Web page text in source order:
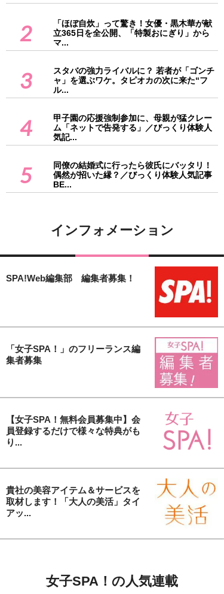
2
「ほぼ自炊」って驚き！女優・黒木華が献
立365日を全公開、「特製おにぎり」から
マ...
3
スタバの強力ライバルに？ 若者が「ゴンチ
ャ」を選ぶワケ。タピオカの次に来た“フ
ル...
4
甲子園の応援強制参加に、母親が猛クレー
ム「ネットで告発する」／びっくり体験人
気記...
5
同僚の結婚式に行ったら彼氏にバッタリ！
偶然が招いた縁？／びっくり体験人気記事
BE...
インフォメーション
SPA!Web編集部 編集者募集！
「女子SPA！」のフリーランス編
集者募集
【女子SPA！無料会員募集中】会
員登録するだけで様々な特典がも
り...
貴社の美容アイテム＆サービスを
取材します！「大人の美活」タイ
アッ...
女子SPA！の人気連載